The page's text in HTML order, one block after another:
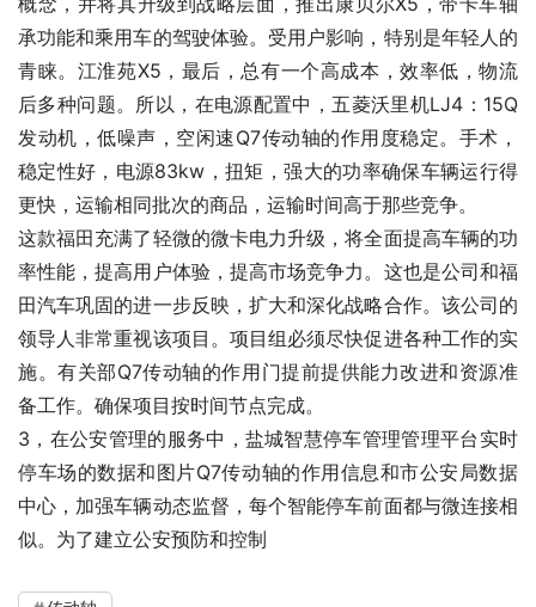
承功能和乘用车的驾驶体验。受用户影响，特别是年轻人的
青睐。江淮苑X5，最后，总有一个高成本，效率低，物流
后多种问题。所以，在电源配置中，五菱沃里机LJ4：15Q
发动机，低噪声，空闲速Q7传动轴的作用度稳定。手术，
稳定性好，电源83kw，扭矩，强大的功率确保车辆运行得
更快，运输相同批次的商品，运输时间高于那些竞争。
这款福田充满了轻微的微卡电力升级，将全面提高车辆的功
率性能，提高用户体验，提高市场竞争力。这也是公司和福
田汽车巩固的进一步反映，扩大和深化战略合作。该公司的
领导人非常重视该项目。项目组必须尽快促进各种工作的实
施。有关部Q7传动轴的作用门提前提供能力改进和资源准
备工作。确保项目按时间节点完成。
3，在公安管理的服务中，盐城智慧停车管理管理平台实时
停车场的数据和图片Q7传动轴的作用信息和市公安局数据
中心，加强车辆动态监督，每个智能停车前面都与微连接相
似。为了建立公安预防和控制